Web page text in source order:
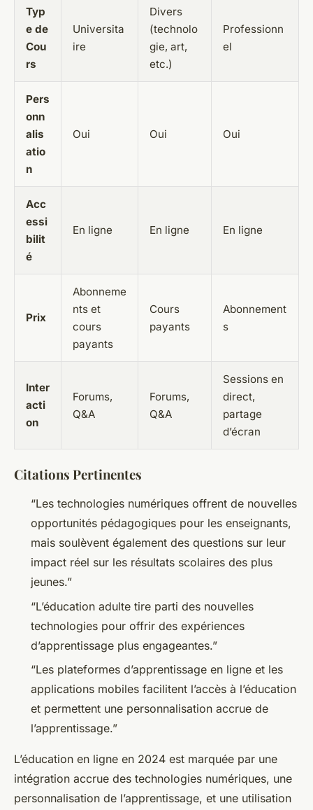
Typ
e de
Cou
rs
Universita
ire
Divers
(technolo
gie, art,
etc.)
Professionn
el
Pers
onn
alis
atio
n
Oui Oui Oui
Acc
essi
bilit
é
En ligne En ligne En ligne
Prix
Abonneme
nts et
cours
payants
Cours
payants
Abonnement
s
Inter
acti
on
Forums,
Q&A
Forums,
Q&A
Sessions en
direct,
partage
d’écran
Citations Pertinentes
“Les technologies numériques offrent de nouvelles
opportunités pédagogiques pour les enseignants,
mais soulèvent également des questions sur leur
impact réel sur les résultats scolaires des plus
jeunes.”
“L’éducation adulte tire parti des nouvelles
technologies pour offrir des expériences
d’apprentissage plus engageantes.”
“Les plateformes d’apprentissage en ligne et les
applications mobiles facilitent l’accès à l’éducation
et permettent une personnalisation accrue de
l’apprentissage.”
L’éducation en ligne en 2024 est marquée par une
intégration accrue des technologies numériques, une
personnalisation de l’apprentissage, et une utilisation